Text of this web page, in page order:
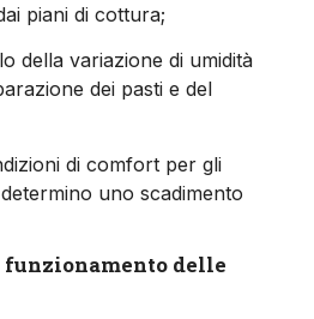
piani di cottura;
della variazione di umidità
dei pasti e del
di comfort per gli
uno scadimento
delle